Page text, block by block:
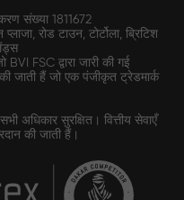
संख्या 1811672
रोड टाउन, टोर्टोला, ब्रिटिश
FSC द्वारा जारी की गई
जाती हैं जो एक पंजीकृत ट्रेडमार्क
अधिकार सुरक्षित। वित्तीय सेवाएँ
की जाती हैं।